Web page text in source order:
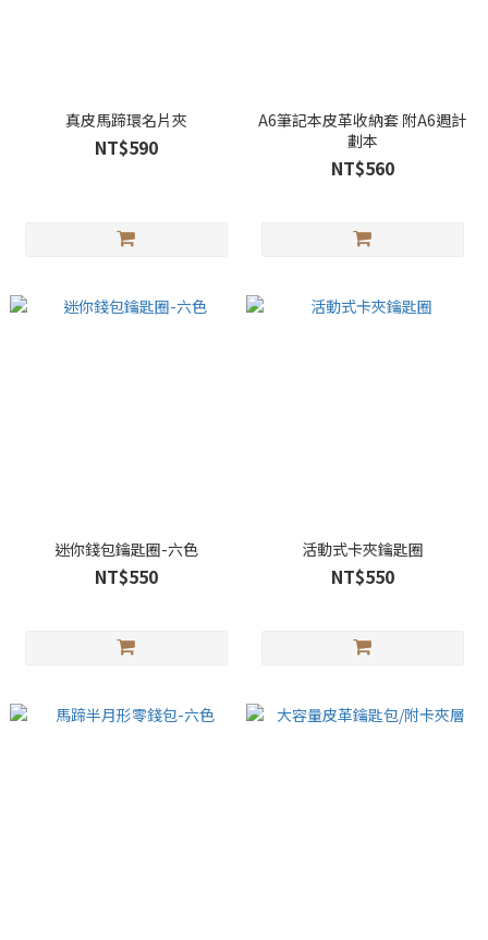
真皮馬蹄環名片夾
NT$590
A6筆記本皮革收納套 附A6週計
劃本
NT$560
迷你錢包鑰匙圈-六色
NT$550
活動式卡夾鑰匙圈
NT$550